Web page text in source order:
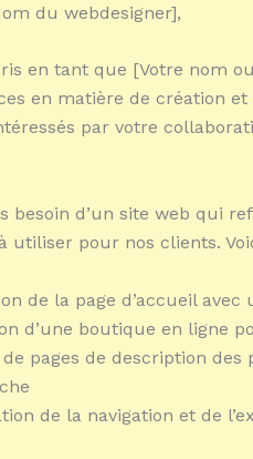
du webdesigner],
en tant que [Votre nom
en matière de création
par votre
besoin d’un site web qui
utiliser pour nos clients.
de la page d’accueil
d’une boutique en ligne
pages de description
de la navigation et de